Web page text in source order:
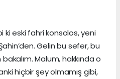
eski fahri konsolos, yeni
Gelin bu sefer, bu
Malum, hakkında o
hiçbir şey olmamış gibi,